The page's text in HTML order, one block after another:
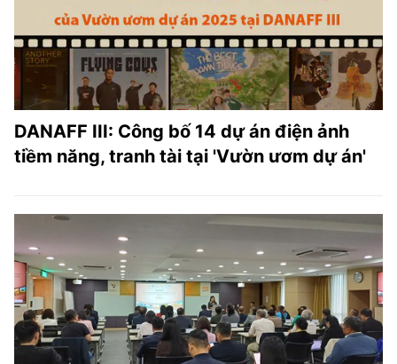
DANAFF III: Công bố 14 dự án điện ảnh
tiềm năng, tranh tài tại 'Vườn ươm dự án'